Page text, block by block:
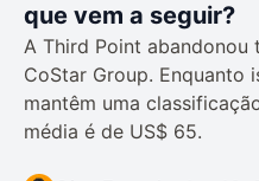
que vem a seguir?
A Third Point abandonou
CoStar Group. Enquanto
mantêm uma
média é de US$ 65.